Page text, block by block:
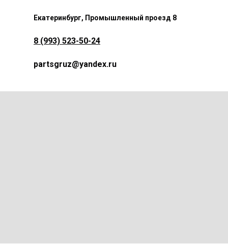
Екатеринбург, Промышленный проезд 8
8 (993) 523-50-24
partsgruz@yandex.ru